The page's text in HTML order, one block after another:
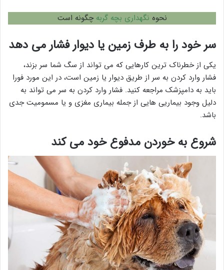
نحوه نگهداری بچه گربهچگونه است
سر خود را به طرف زمین یا دیوار فشار می دهد
یکی از خطرناک ترین کارهایی که می تواند از سگ شما سر بزند،
فشار وارد کردن به سر از طریق دیوار یا زمین است، در این مورد فورا
باید به دامپزشک مراجعه کنید. فشار وارد کردن به سر می تواند به
دلیل وجود بیماریی هایی از جمله بیماری مغزی و یا مسمومیت جدی
باشد.
شروع به خوردن مدفوع خود می کند